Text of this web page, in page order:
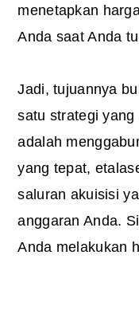
menetapkan
Anda saat Anda
Jadi, tujuannya
satu strategi
adalah
yang tepat,
saluran akuisisi
anggaran Anda.
Anda melakukan